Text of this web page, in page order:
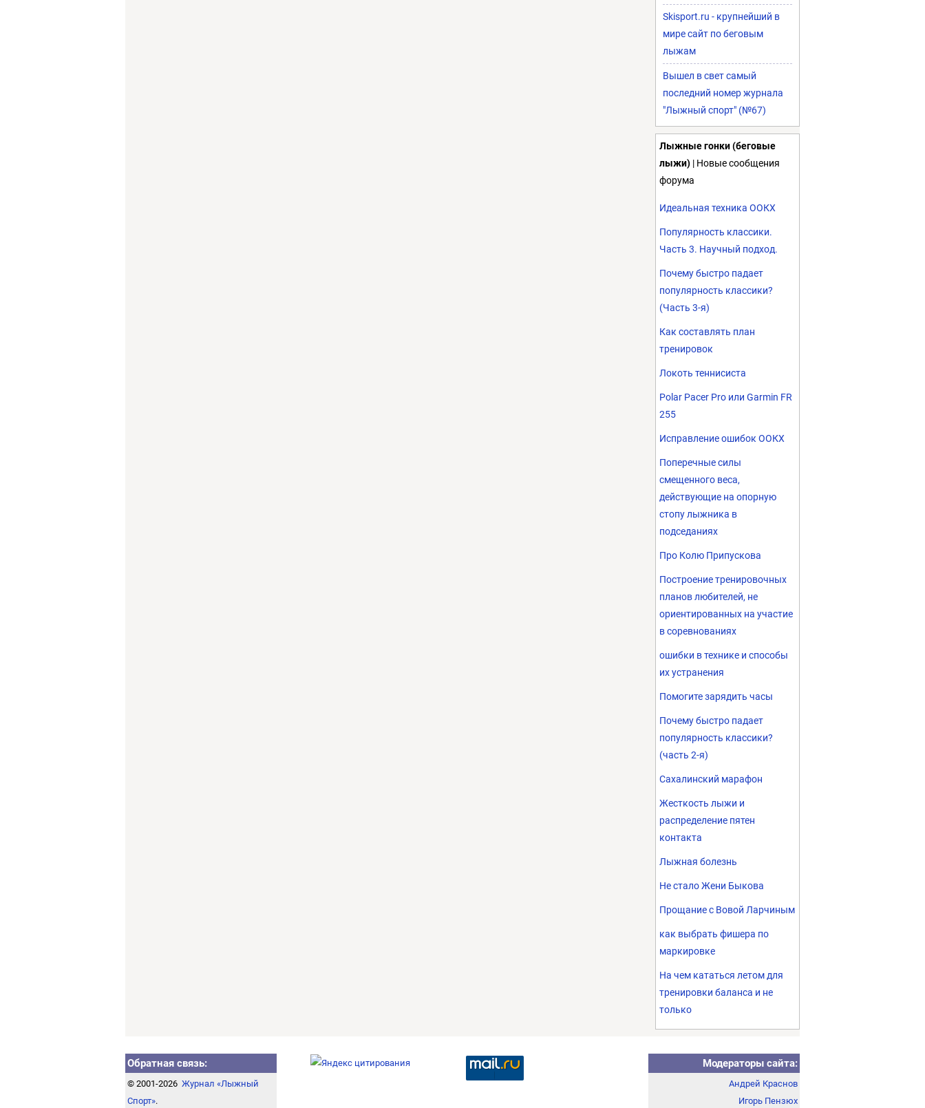
Skisport.ru - крупнейший в
мире сайт по беговым
лыжам
Вышел в свет самый
последний номер журнала
"Лыжный спорт" (№67)
Лыжные гонки (беговые
лыжи) | Новые сообщения
форума
Идеальная техника ООКХ
Популярность классики.
Часть 3. Научный подход.
Почему быстро падает
популярность классики?
(Часть 3-я)
Как составлять план
тренировок
Локоть теннисиста
Polar Pacer Pro или Garmin FR
255
Исправление ошибок ООКХ
Поперечные силы
смещенного веса,
действующие на опорную
стопу лыжника в
подседаниях
Про Колю Припускова
Построение тренировочных
планов любителей, не
ориентированных на участие
в соревнованиях
ошибки в технике и способы
их устранения
Помогите зарядить часы
Почему быстро падает
популярность классики?
(часть 2-я)
Сахалинский марафон
Жесткость лыжи и
распределение пятен
контакта
Лыжная болезнь
Не стало Жени Быкова
Прощание с Вовой Ларчиным
как выбрать фишера по
маркировке
На чем кататься летом для
тренировки баланса и не
только
Обратная связь:
© 2001-2026 Журнал «Лыжный
Спорт».
Модераторы сайта:
Андрей Краснов
Игорь Пензюх